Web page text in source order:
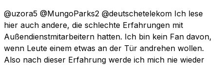
@uzora5 @MungoParks2 @deutschetelekom Ich lese
hier auch andere, die schlechte Erfahrungen mit
Außendienstmitarbeitern hatten. Ich bin kein Fan davon,
wenn Leute einem etwas an der Tür andrehen wollen.
Also nach dieser Erfahrung werde ich mich nie wieder